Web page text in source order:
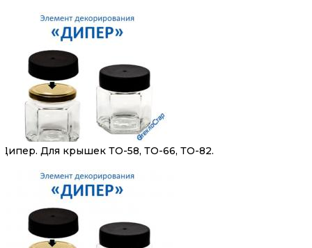
Дипер. Для крышек ТО-58, ТО-66, ТО-82.